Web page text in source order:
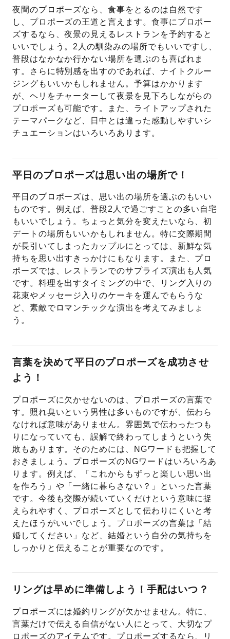
夜間のプロポーズなら、食事をとるのは自然です
し、プロポーズの王道と言えます。食事にプロポー
ズするなら、夜景の見えるレストランを予約すると
いいでしょう。2人の馴染みの場所でもいいですし、
普段はなかなか行かない場所を選ぶのも喜ばれま
す。さらに特別感を出すのであれば、ナイトクルー
ジングもいいかもしれません。予算はかかります
が、ヘリをチャーターして夜景を見下ろしながらの
プロポーズも可能です。また、ライトアップされた
テーマパークなど、日中とは違った感動しやすいシ
チュエーションはいろいろあります。
平日のプロポーズは思い出の場所で！
平日のプロポーズは、思い出の場所を選ぶのもいい
ものです。例えば、普段2人で過ごすことの多い自宅
もいいでしょう。ちょっと気分を変えたいなら、初
デートの場所もいいかもしれません。特に交際期間
が長引いてしまったカップルにとっては、新鮮な気
持ちを思い出すきっかけにもなります。また、プロ
ポーズでは、レストランでのサプライズ演出も人気
です。料理を出すタイミングの中で、リング入りの
花束やメッセージ入りのケーキを運んでもらうな
ど、素敵でロマンチックな演出を考えてみましょ
う。
言葉を決めて平日のプロポーズを成功させ
よう！
プロポーズに欠かせないのは、プロポーズの言葉で
す。照れ臭いという男性は多いものですが、伝わら
なければ意味がありません。雰囲気で伝わったつも
りになっていても、誤解で終わってしまうという失
敗もあります。そのためには、NGワードも把握して
おきましょう。プロポーズのNGワードはいろいろあ
ります。例えば、「これからもずっと楽しい思い出
を作ろう」や「一緒に暮らさない？」といった言葉
です。今後も交際が続いていくだけという意味に捉
えられやすく、プロポーズとして伝わりにくいと考
えたほうがいいでしょう。プロポーズの言葉は「結
婚してください」など、結婚という自分の気持ちを
しっかりと伝えることが重要なのです。
リングは早めに準備しよう！手配はいつ？
プロポーズには婚約リングが欠かせません。特に、
言葉だけで伝える自信がない人にとって、大切なプ
ロポーズのアイテムです。プロポーズするなら、リ